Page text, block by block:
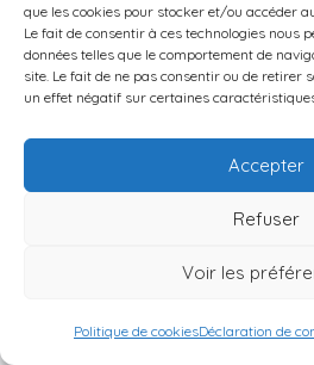
que les cookies pour stocker et/ou accéder
Le fait de consentir à ces technologies nous
données telles que le comportement de
site. Le fait de ne pas consentir ou de retirer
un effet négatif sur certaines
Accepter
Refuser
Voir les
Politique de cookiesDéclaration de
l'administration locale ?
Lors de notre
Analyse de votre profil